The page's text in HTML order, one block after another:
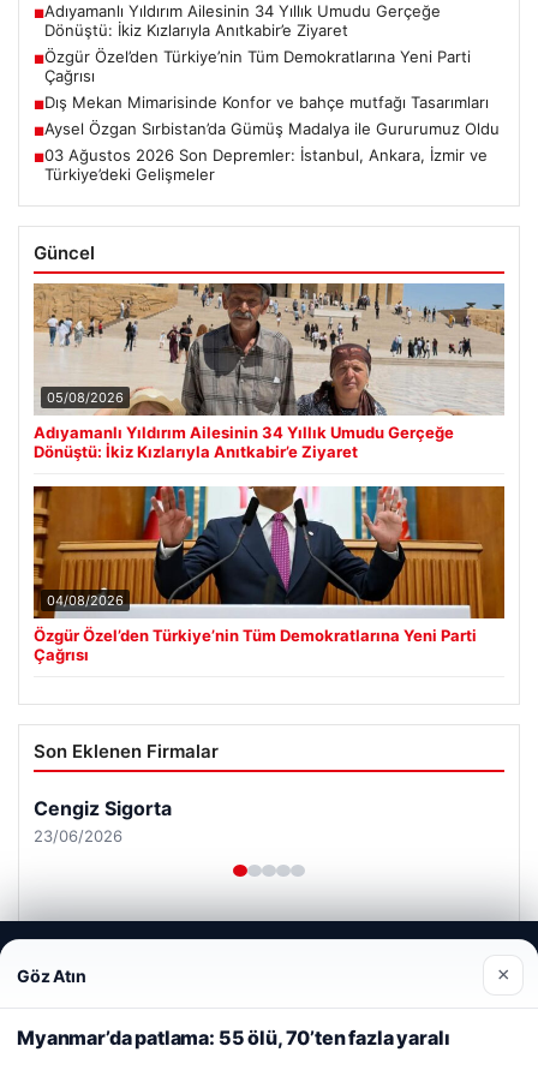
■Adıyamanlı Yıldırım Ailesinin 34 Yıllık Umudu Gerçeğe
Dönüştü: İkiz Kızlarıyla Anıtkabir’e Ziyaret
■Özgür Özel’den Türkiye’nin Tüm Demokratlarına Yeni Parti
Çağrısı
■Dış Mekan Mimarisinde Konfor ve bahçe mutfağı Tasarımları
■Aysel Özgan Sırbistan’da Gümüş Madalya ile Gururumuz Oldu
■03 Ağustos 2026 Son Depremler: İstanbul, Ankara, İzmir ve
Türkiye’deki Gelişmeler
Güncel
05/08/2026
Adıyamanlı Yıldırım Ailesinin 34 Yıllık Umudu Gerçeğe
Dönüştü: İkiz Kızlarıyla Anıtkabir’e Ziyaret
04/08/2026
Özgür Özel’den Türkiye’nin Tüm Demokratlarına Yeni Parti
Çağrısı
Son Eklenen Firmalar
deneyiminizi kişiselleştirmek ve geliştirmek amacıyla çerezler
kullanıyoruz.Çerez Politikamız
Reddet Kabul Et
Göz Atın ×
Myanmar’da patlama: 55 ölü, 70’ten fazla yaralı